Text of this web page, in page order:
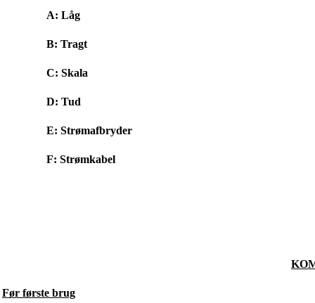
A: Låg
B: Tragt
C: Skala
D: Tud
E: Strømafbryder
F: Strømkabel
Før første brug